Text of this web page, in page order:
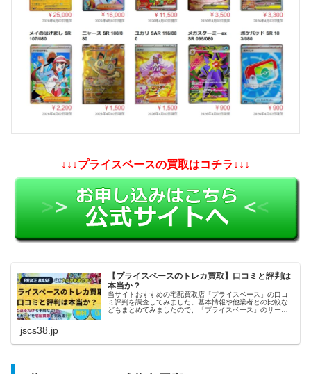
↓↓↓プライスベースの買取はコチラ↓↓↓
【プライスベースのトレカ買取】口コミと評判は
本当か？
当サイトおすすめの宅配買取店「プライスベース」の口コ
ミ評判を調査してみました。基本情報や他業者との比較な
どもまとめてみましたので、「プライスベース」のサービ
jscs38.jp